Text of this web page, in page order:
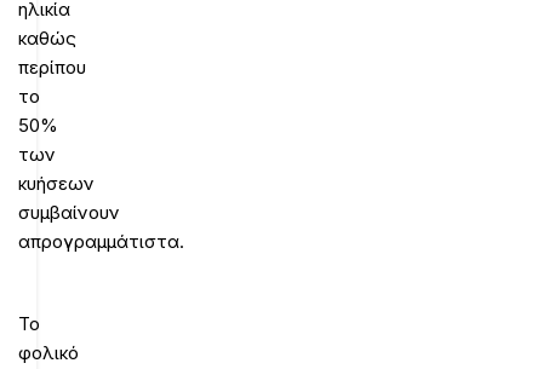
ηλικία
καθώς
περίπου
το
50%
των
κυήσεων
συμβαίνουν
απρογραμμάτιστα.
Το
φολικό